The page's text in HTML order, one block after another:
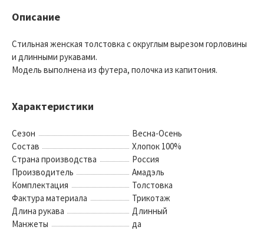
Описание
Стильная женская толстовка с округлым вырезом горловины
и длинными рукавами.
Модель выполнена из футера, полочка из капитония.
Характеристики
Сезон
Весна-Осень
Состав
Хлопок 100%
Страна производства
Россия
Производитель
Амадэль
Комплектация
Толстовка
Фактура материала
Трикотаж
Длина рукава
Длинный
Манжеты
да